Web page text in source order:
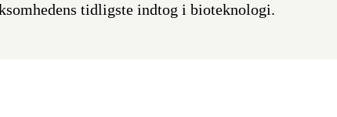
tidligste indtog i bioteknologi.